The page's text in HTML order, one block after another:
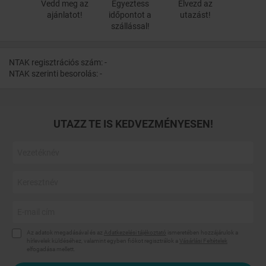
Látogatás a szarvasi Gyógyfürdőbe
Sétahajókázás a Holt-Körösön
Lovasprogramok szervezése
Pálinkakóstolással, ebéddel egybekötött tárlatvezetés a Kondorosi
csárdában
Vedd meg az
ajánlatot!
Egyeztess
időpontot a
szállással!
Élvezd az
utazást!
NTAK regisztrációs szám: -
NTAK szerinti besorolás: -
UTAZZ TE IS KEDVEZMÉNYESEN!